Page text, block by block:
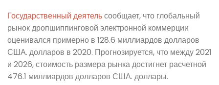
Государственный деятельсообщает, что глобальный
рынок дропшиппинговой электронной коммерции
оценивался примерно в 128.6 миллиардов долларов
США. долларов в 2020. Прогнозируется, что между 2021
и 2026, стоимость размера рынка достигнет расчетной
476.1 миллиардов долларов США. доллары.